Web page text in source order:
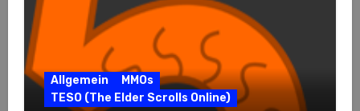
Allgemein
MMOs
TESO (The Elder Scrolls Online)